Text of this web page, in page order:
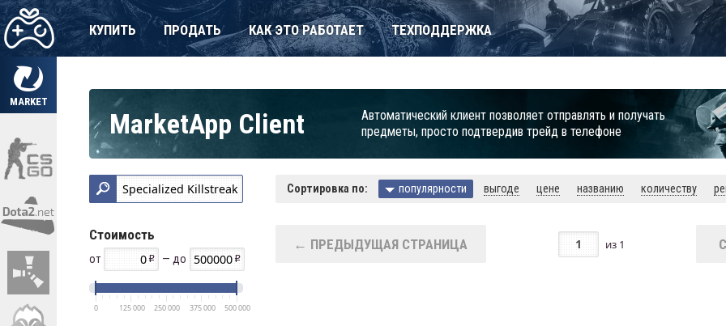
MARKET
КУПИТЬ ПРОДАТЬ КАК ЭТО РАБОТАЕТ ТЕХПОДДЕРЖКА
MarketApp Client
Автоматический клиент позволяет отправлять и получать
предметы, просто подтвердив трейд в телефоне
Стоимость
от — до
0 125 000 250 000 375 000 500 000
Сортировка по: популярности выгоде цене названию количеству
← ПРЕДЫДУЩАЯ СТРАНИЦА из 1